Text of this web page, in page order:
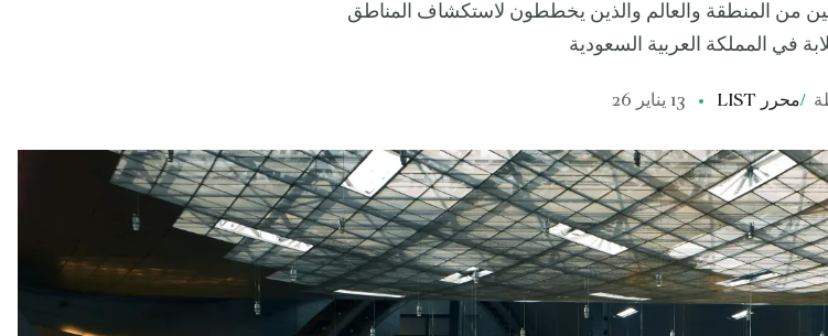
من المنطقة والعالم والذين يخططون لاستكشاف المناطق
في المملكة العربية السعودية
/محرر LIST 13 يناير 26